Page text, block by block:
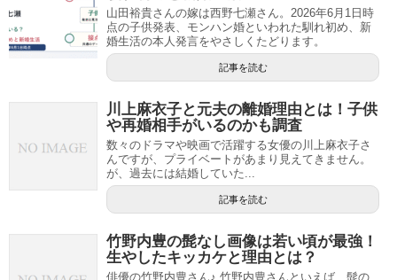
山田裕貴さんの嫁は西野七瀬さん。2026年6月1日時
点の子供発表、モンハン婚といわれた馴れ初め、新
婚生活の本人発言をやさしくたどります。
記事を読む
川上麻衣子と元夫の離婚理由とは！子供
や再婚相手がいるのかも調査
数々のドラマや映画で活躍する女優の川上麻衣子さ
んですが、プライベートがあまり見えてきません。
が、過去には結婚していた...
記事を読む
竹野内豊の髭なし画像は若い頃が最強！
生やしたキッカケと理由とは？
俳優の竹野内豊さん♪ 竹野内豊さんといえば、髭の